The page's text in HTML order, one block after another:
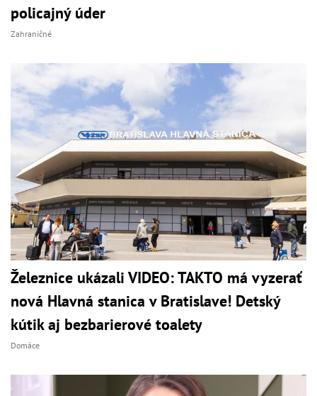
policajný úder
Zahraničné
Železnice ukázali VIDEO: TAKTO má vyzerať
nová Hlavná stanica v Bratislave! Detský
kútik aj bezbarierové toalety
Domáce